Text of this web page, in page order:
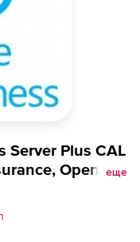
Server Plus CAL
Open
1, for Enterprise
еще